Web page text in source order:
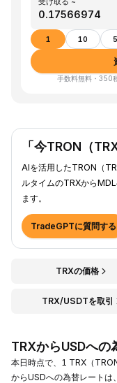
1 10
手数料無料・350
「今TRON（
AIを活用したTRON（
ルタイムのTRXから
ます。
TradeGPTに質問する
TRXの価格
TRX/USDTを取引
TRXからUSDへの
本日時点で、1 TRX（
からUSDへの為替レート